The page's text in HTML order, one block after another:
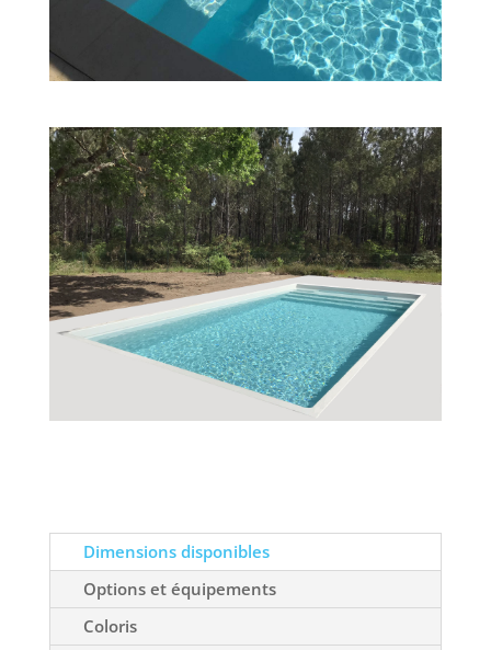
Dimensions disponibles
Options et équipements
Coloris